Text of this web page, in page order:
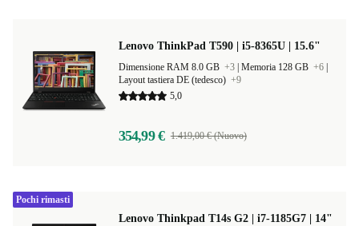
Lenovo ThinkPad T590 | i5-8365U | 15.6"
Dimensione RAM 8.0 GB +3 Memoria 128 GB +6
Layout tastiera DE (tedesco) +9
5,0
354,99 € 1.419,00 € (Nuovo)
Lenovo Thinkpad T14s G2 | i7-1185G7 | 14"
Pochi rimasti